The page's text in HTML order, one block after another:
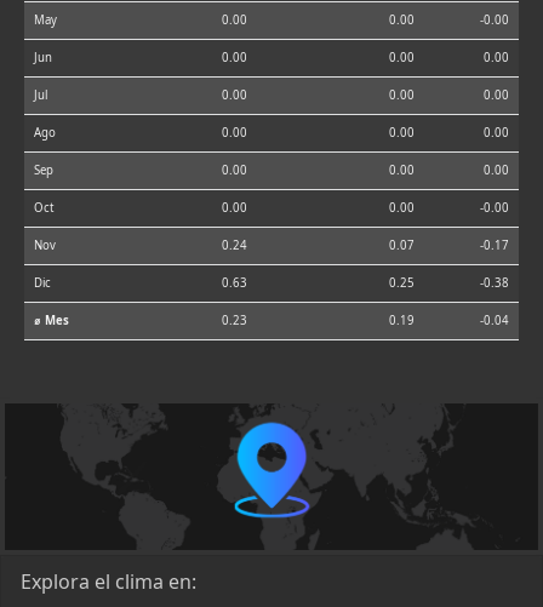
May 0.00 0.00 -0.00
Jun 0.00 0.00 0.00
Jul 0.00 0.00 0.00
Ago 0.00 0.00 0.00
Sep 0.00 0.00 0.00
Oct 0.00 0.00 -0.00
Nov 0.24 0.07 -0.17
Dic 0.63 0.25 -0.38
⌀ Mes 0.23 0.19 -0.04
Explora el clima en: